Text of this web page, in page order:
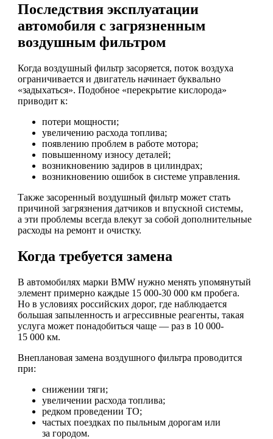
Последствия эксплуатации
автомобиля с загрязненным
воздушным фильтром
Когда воздушный фильтр засоряется, поток воздуха
ограничивается и двигатель начинает буквально
«задыхаться». Подобное «перекрытие кислорода»
приводит к:
потери мощности;
увеличению расхода топлива;
появлению проблем в работе мотора;
повышенному износу деталей;
возникновению задиров в цилиндрах;
возникновению ошибок в системе управления.
Также засоренный воздушный фильтр может стать
причиной загрязнения датчиков и впускной системы,
а эти проблемы всегда влекут за собой дополнительные
расходы на ремонт и очистку.
Когда требуется замена
В автомобилях марки BMW нужно менять упомянутый
элемент примерно каждые 15 000-30 000 км пробега.
Но в условиях российских дорог, где наблюдается
большая запыленность и агрессивные реагенты, такая
услуга может понадобиться чаще — раз в 10 000-
15 000 км.
Внеплановая замена воздушного фильтра проводится
при:
снижении тяги;
увеличении расхода топлива;
редком проведении ТО;
частых поездках по пыльным дорогам или
за городом.